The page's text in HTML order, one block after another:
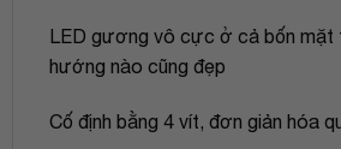
LED gương vô cực ở cả bốn mặt
hướng nào cũng đẹp
Cố định bằng 4 vít, đơn giản hóa